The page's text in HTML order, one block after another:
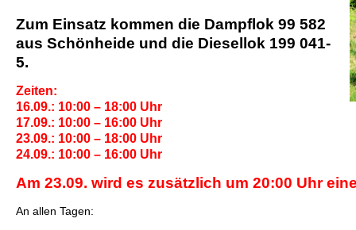
Zum Einsatz kommen die Dampflok 99 582
aus Schönheide und die Diesellok 199 041-
5.
Zeiten:
16.09.: 10:00 – 18:00 Uhr
17.09.: 10:00 – 16:00 Uhr
23.09.: 10:00 – 18:00 Uhr
24.09.: 10:00 – 16:00 Uhr
Am 23.09. wird es zusätzlich um 20:00 Uhr
An allen Tagen: